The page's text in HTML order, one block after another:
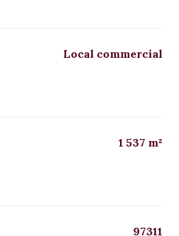
Local commercial
1 537 m²
97311